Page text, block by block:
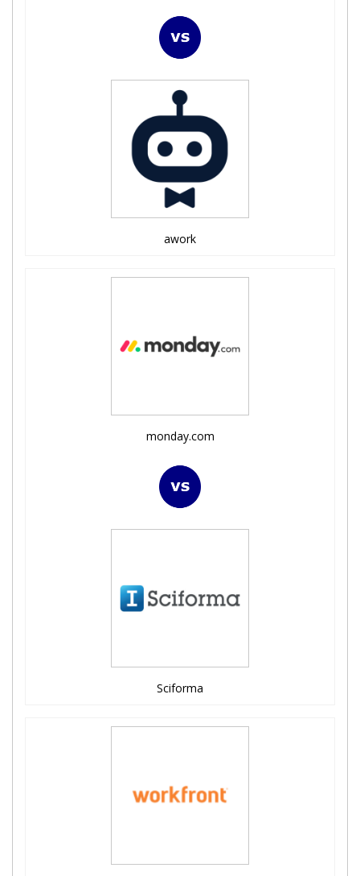
awork
monday.com
Sciforma